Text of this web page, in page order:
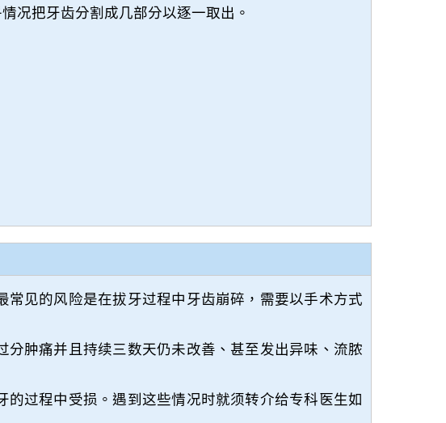
况把牙齿分割成几部分以逐一取出。
见的风险是在拔牙过程中牙齿崩碎，需要以手术方式
肿痛并且持续三数天仍未改善、甚至发出异味、流脓
过程中受损。遇到这些情况时就须转介给专科医生如